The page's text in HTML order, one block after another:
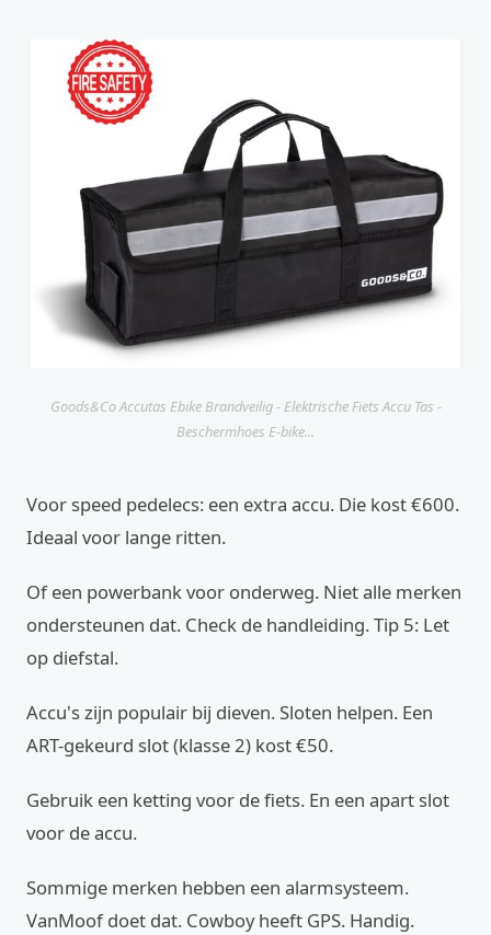
Goods&Co Accutas Ebike Brandveilig - Elektrische Fiets Accu Tas -
Beschermhoes E-bike...
Voor speed pedelecs: een extra accu. Die kost €600.
Ideaal voor lange ritten.
Of een powerbank voor onderweg. Niet alle merken
ondersteunen dat. Check de handleiding. Tip 5: Let
op diefstal.
Accu's zijn populair bij dieven. Sloten helpen. Een
ART-gekeurd slot (klasse 2) kost €50.
Gebruik een ketting voor de fiets. En een apart slot
voor de accu.
Sommige merken hebben een alarmsysteem.
VanMoof doet dat. Cowboy heeft GPS. Handig.